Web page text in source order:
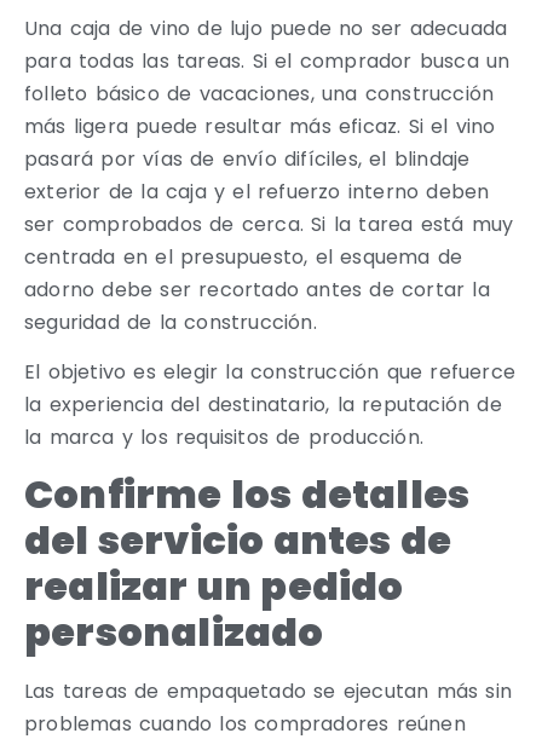
Una caja de vino de lujo puede no ser adecuada
para todas las tareas. Si el comprador busca un
folleto básico de vacaciones, una construcción
más ligera puede resultar más eficaz. Si el vino
pasará por vías de envío difíciles, el blindaje
exterior de la caja y el refuerzo interno deben
ser comprobados de cerca. Si la tarea está muy
centrada en el presupuesto, el esquema de
adorno debe ser recortado antes de cortar la
seguridad de la construcción.
El objetivo es elegir la construcción que refuerce
la experiencia del destinatario, la reputación de
la marca y los requisitos de producción.
Confirme los detalles
del servicio antes de
realizar un pedido
personalizado
Las tareas de empaquetado se ejecutan más sin
problemas cuando los compradores reúnen